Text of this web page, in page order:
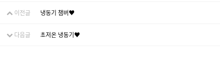
이전글 냉동기 챔버♥
다음글 초저온 냉동기♥